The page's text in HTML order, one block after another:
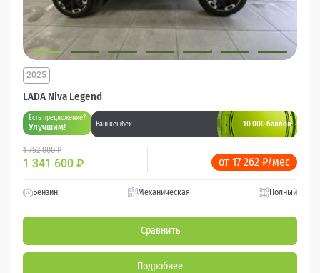
LADA Niva Legend
2025
Есть предложение?
Улучшим! Ваш кешбек 10 000 баллов
1 752 000 ₽
1 341 600 ₽ от 17 262 ₽/мес
Бензин Механическая Полный
Сравнить
Подробнее